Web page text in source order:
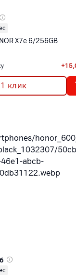
X7e 6/256GB
+
клик